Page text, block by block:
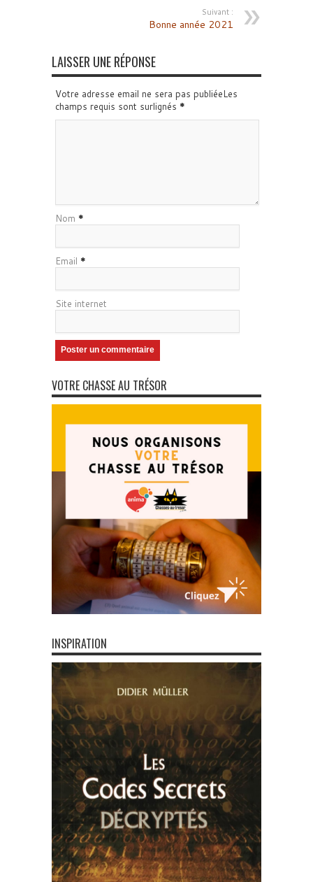
Suivant :
Bonne année 2021
LAISSER UNE RÉPONSE
Votre adresse email ne sera pas publiéeLes
champs requis sont surlignés *
Nom *
Email *
Site internet
VOTRE CHASSE AU TRÉSOR
INSPIRATION